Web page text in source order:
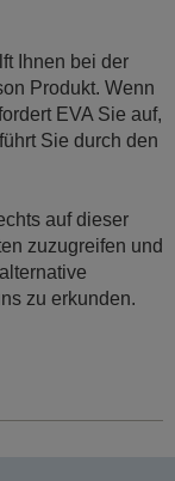
Ihnen bei der
Produkt. Wenn
EVA Sie auf,
Sie durch den
auf dieser
zuzugreifen und
zu erkunden.